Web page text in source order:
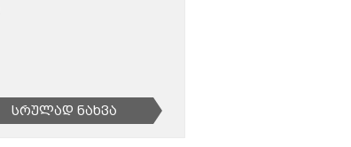
Სრულად Ნახვა